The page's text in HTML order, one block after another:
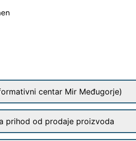
centar Mir Međugorje)
prihod od prodaje proizvoda